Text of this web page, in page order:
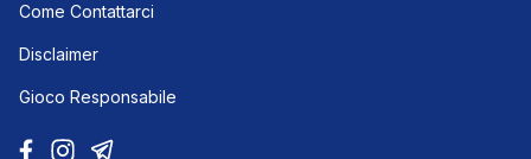
Come Contattarci
Disclaimer
Gioco Responsabile